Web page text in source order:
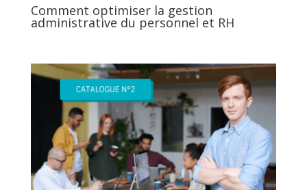
Comment optimiser la gestion
administrative du personnel et RH